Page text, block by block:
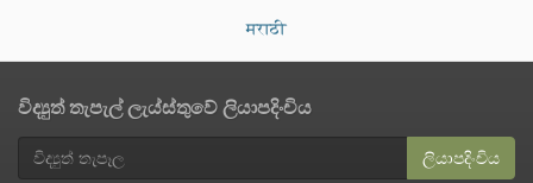
मराठी
විද්‍යුත් තැපැල් ලැය්ස්තුවේ ලියාපදිංචිය
ලියාපදිංචිය